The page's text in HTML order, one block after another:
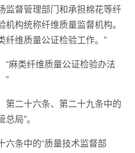
监督管理部门和承担棉花等纤
构统称纤维质量监督机构。
纤维质量公证检验工作。”
“麻类纤维质量公证检验办法
”
第二十六条、第二十九条中的
局”。
六条中的“质量技术监督部